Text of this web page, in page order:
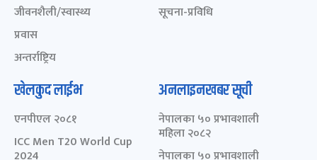
जीवनशैली/स्वास्थ्य
प्रवास
अन्तर्राष्ट्रिय
सूचना-प्रविधि
खेलकुद लाईभ
एनपीएल २०८१
ICC Men T20 World Cup
2024
अनलाइनखबर सूची
नेपालका ५० प्रभावशाली
महिला २०८२
नेपालका ५० प्रभावशाली